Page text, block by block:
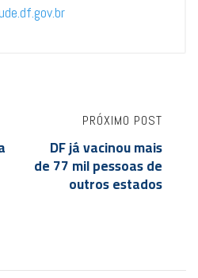
PRÓXIMO POST
DF já vacinou mais
de 77 mil pessoas de
outros estados